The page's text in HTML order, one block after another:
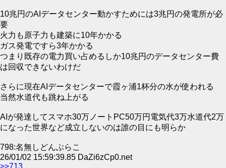
10兆円のAIデータセンター動かすためには3兆円の発電所が必
要
火力も原子力も建築に10年かかる
ガス発電ですら3年かかる
つまり既存の電力買い占めるしか10兆円のデータセンター費
は回収できないわけだ
さらに現在AIデータセンターで霞ヶ浦1杯分の水が使われる
当然水道代も跳ね上がる
AIが発達してスマホ30万ノートPC50万円電気代3万水道代2万
になった世界など成立しないのは誰の目にも明らか
798:名無しどんぶらこ
26/01/02 15:59:39.85 DaZi6zCp0.net
>>713